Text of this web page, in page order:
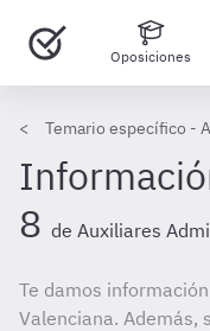
Oposiciones
Temario específico -
8 de Auxiliares
Te damos
Valenciana. Además,